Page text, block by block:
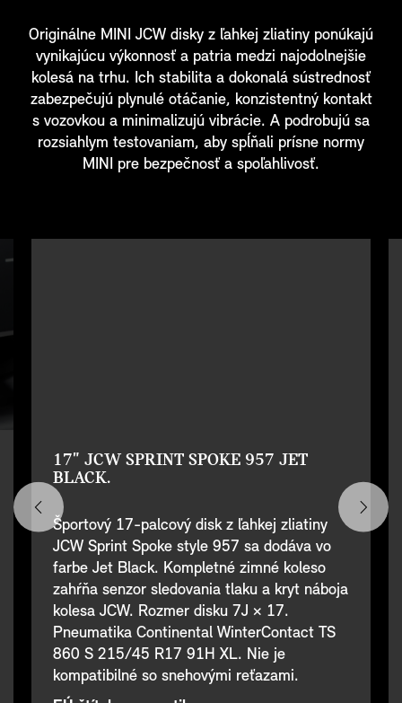
Originálne MINI JCW disky z ľahkej zliatiny ponúkajú
vynikajúcu výkonnosť a patria medzi najodolnejšie
kolesá na trhu. Ich stabilita a dokonalá sústrednosť
zabezpečujú plynulé otáčanie, konzistentný kontakt
s vozovkou a minimalizujú vibrácie. A podrobujú sa
rozsiahlym testovaniam, aby spĺňali prísne normy
MINI pre bezpečnosť a spoľahlivosť.
17" JCW SPRINT SPOKE 957 JET
BLACK.
Športový 17-palcový disk z ľahkej zliatiny
JCW Sprint Spoke style 957 sa dodáva vo
farbe Jet Black. Kompletné zimné koleso
zahŕňa senzor sledovania tlaku a kryt náboja
kolesa JCW. Rozmer disku 7J × 17.
Pneumatika Continental WinterContact TS
860 S 215/45 R17 91H XL. Nie je
kompatibilné so snehovými reťazami.